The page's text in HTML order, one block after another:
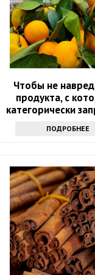
Чтобы не
продукта, с
категорически
ПОДРОБНЕЕ